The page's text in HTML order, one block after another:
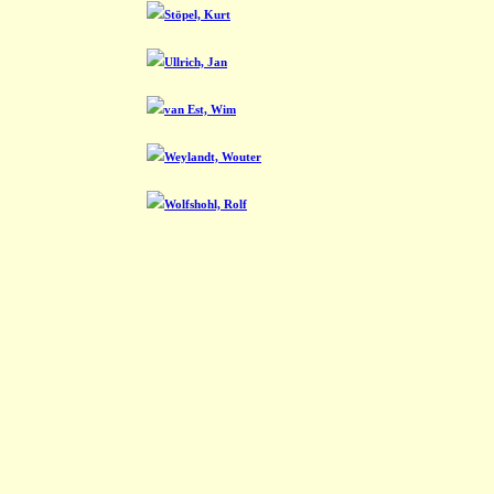
Stöpel, Kurt
Ullrich, Jan
van Est, Wim
Weylandt, Wouter
Wolfshohl, Rolf